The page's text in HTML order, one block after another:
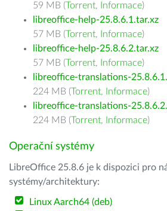
59 MB (Torrent, Informace)
libreoffice-help-25.8.6.1.tar.xz
57 MB (Torrent, Informace)
libreoffice-help-25.8.6.2.tar.xz
57 MB (Torrent, Informace)
libreoffice-translations-
224 MB (Torrent, Informace)
libreoffice-translations-
224 MB (Torrent, Informace)
Operační systémy
LibreOffice 25.8.6 je k dispozici pro
systémy/architektury:
Linux Aarch64 (deb)